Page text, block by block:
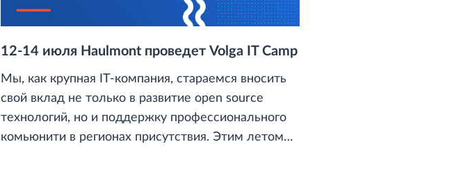
12-14 июля Haulmont проведет Volga IT Camp
Мы, как крупная IT-компания, стараемся вносить
свой вклад не только в развитие open source
технологий, но и поддержку профессионального
комьюнити в регионах присутствия. Этим летом